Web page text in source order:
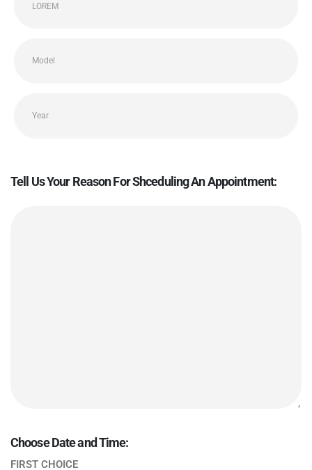
Tell Us Your Reason For Shceduling An Appointment:
Choose Date and Time:
FIRST CHOICE